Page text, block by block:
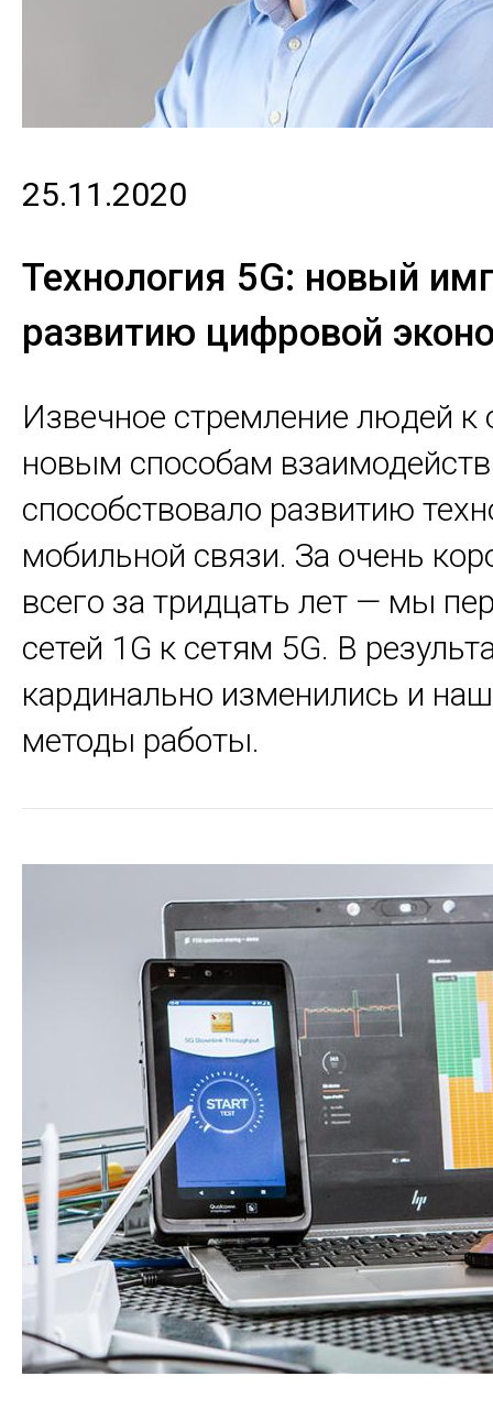
25.11.2020
Технология 5G: новый
развитию цифровой
Извечное стремление людей
новым способам
способствовало развитию
мобильной связи. За очень
всего за тридцать лет — мы
сетей 1G к сетям 5G. В
кардинально изменились и
методы работы.